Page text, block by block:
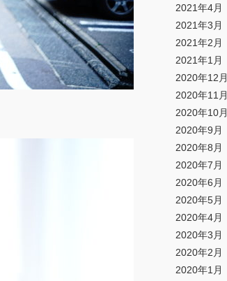
2021年4月
2021年3月
2021年2月
2021年1月
2020年12月
2020年11月
2020年10月
2020年9月
2020年8月
2020年7月
2020年6月
2020年5月
2020年4月
2020年3月
2020年2月
2020年1月